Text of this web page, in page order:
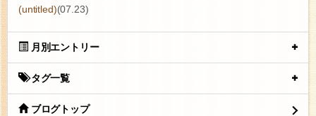
(untitled)(07.23)
月別エントリー
タグ一覧
ブログトップ